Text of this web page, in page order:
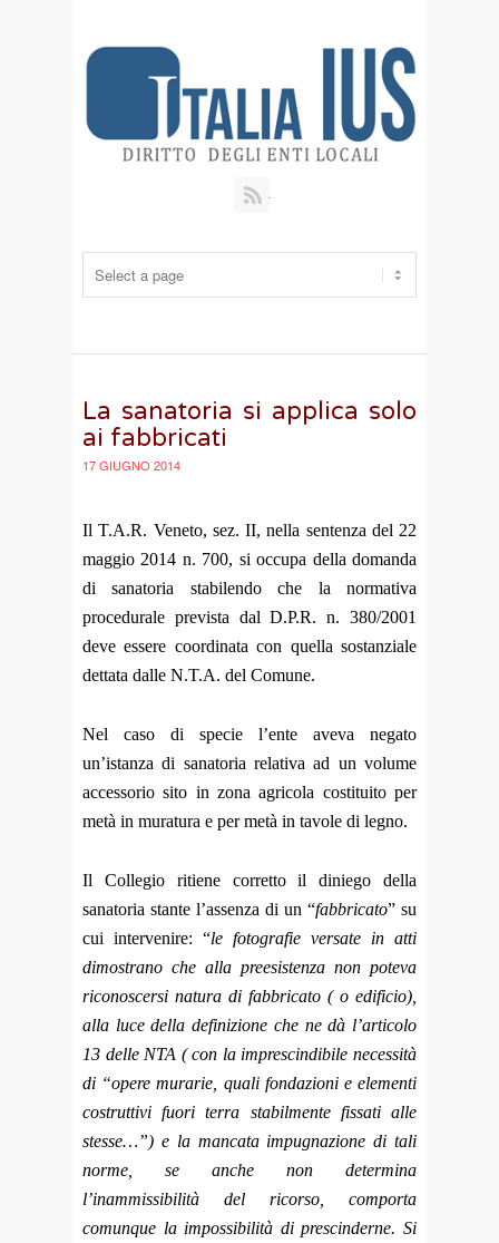
La sanatoria si applica solo
ai fabbricati
17 GIUGNO 2014
Il T.A.R. Veneto, sez. II, nella sentenza del 22
maggio 2014 n. 700, si occupa della domanda
di sanatoria stabilendo che la normativa
procedurale prevista dal D.P.R. n. 380/2001
deve essere coordinata con quella sostanziale
dettata dalle N.T.A. del Comune.
Nel caso di specie l’ente aveva negato
un’istanza di sanatoria relativa ad un volume
accessorio sito in zona agricola costituito per
metà in muratura e per metà in tavole di legno.
Il Collegio ritiene corretto il diniego della
sanatoria stante l’assenza di un “fabbricato” su
cui intervenire: “le fotografie versate in atti
dimostrano che alla preesistenza non poteva
riconoscersi natura di fabbricato ( o edificio),
alla luce della definizione che ne dà l’articolo
13 delle NTA ( con la imprescindibile necessità
di “opere murarie, quali fondazioni e elementi
costruttivi fuori terra stabilmente fissati alle
stesse…”) e la mancata impugnazione di tali
norme, se anche non determina
l’inammissibilità del ricorso, comporta
comunque la impossibilità di prescinderne. Si